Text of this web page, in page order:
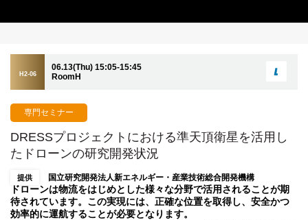
H2-06
06.13(Thu) 15:05-15:45
RoomH
専門セミナー
DRESSプロジェクトにおける準天頂衛星を活用し
たドローンの研究開発状況
提供 国立研究開発法人新エネルギー・産業技術総合開発機構
ドローンは物流をはじめとした様々な分野で活用されることが期
待されています。この実現には、正確な位置を取得し、安全かつ
効率的に運航することが必要となります。